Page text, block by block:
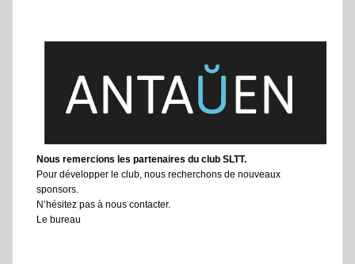
Nous remercions les partenaires du club SLTT.
Pour développer le club, nous recherchons de nouveaux
sponsors.
N’hésitez pas à nous contacter.
Le bureau